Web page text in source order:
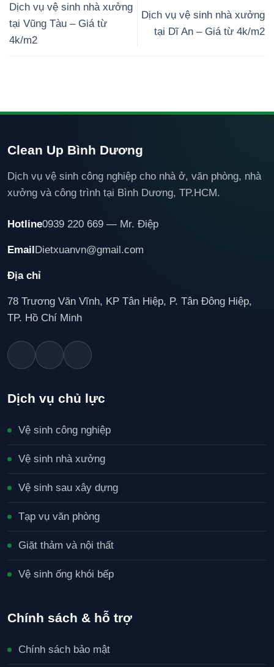
Dịch vụ vệ sinh nhà xưởng
tại Vũng Tàu – Giá từ
4k/m2
Dịch vụ vệ sinh nhà xưởng
tại Dĩ An – Giá từ 4k/m2
Clean Up Bình Dương
Dịch vụ vệ sinh công nghiệp cho nhà ở, văn phòng, nhà
xưởng và công trình tại Bình Dương, TP.HCM.
Hotline0939 220 669 — Mr. Điệp
EmailDietxuanvn@gmail.com
Địa chỉ
78 Trương Văn Vĩnh, KP Tân Hiệp, P. Tân Đông Hiệp,
TP. Hồ Chí Minh
Dịch vụ chủ lực
Vệ sinh công nghiệp
Vệ sinh nhà xưởng
Vệ sinh sau xây dựng
Tạp vụ văn phòng
Giặt thảm và nội thất
Vệ sinh ống khói bếp
Chính sách & hỗ trợ
Chính sách bảo mật